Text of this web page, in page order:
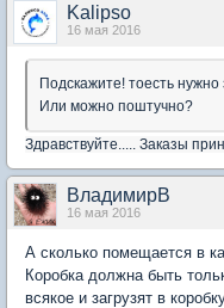
Kalipso
16 мая 2016
Подскажите! тоесть
Или можно поштучно?
Здравствуйте..... Заказы
ВладимирВ
16 мая 2016
А сколько помещается в
Коробка должна быть
всякое и загрузят в